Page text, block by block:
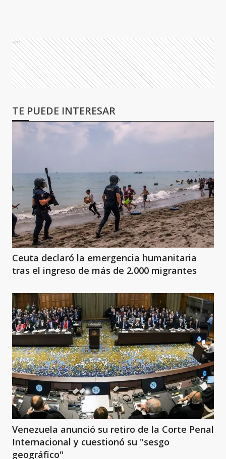
Ads
TE PUEDE INTERESAR
Ceuta declaró la emergencia humanitaria
tras el ingreso de más de 2.000 migrantes
Venezuela anunció su retiro de la Corte Penal
Internacional y cuestionó su "sesgo
geográfico"